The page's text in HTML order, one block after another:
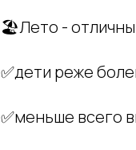
🏖Лето -
✅дети реже
✅меньше всего